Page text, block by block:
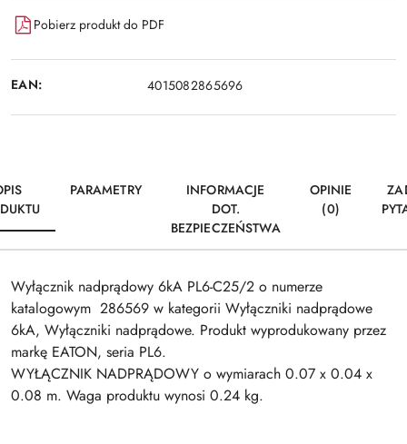
Pobierz produkt do PDF
EAN: 4015082865696
PARAMETRY
INFORMACJE
DOT.
BEZPIECZEŃSTWA
OPINIE
(0)
Wyłącznik nadprądowy 6kA PL6-C25/2 o numerze
katalogowym 286569 w kategorii Wyłączniki nadprądowe
6kA, Wyłączniki nadprądowe. Produkt wyprodukowany przez
markę EATON, seria PL6.
WYŁĄCZNIK NADPRĄDOWY o wymiarach 0.07 x 0.04 x
0.08 m. Waga produktu wynosi 0.24 kg.